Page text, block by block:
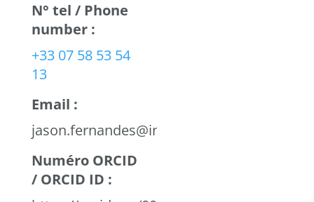
N° tel / Phone
number :
+33 07 58 53 54
13
Email :
jason.fernandes@inserm.fr
Numéro ORCID
/ ORCID ID :